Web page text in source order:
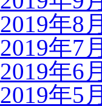
2019年8月
2019年7月
2019年6月
2019年5月